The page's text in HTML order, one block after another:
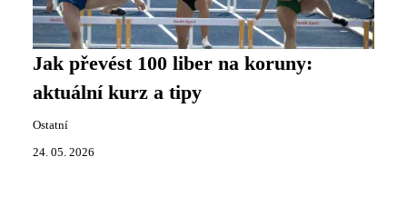
Jak převést 100 liber na koruny:
aktuální kurz a tipy
Ostatní
24. 05. 2026